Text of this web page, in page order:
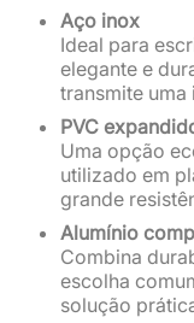
Aço inox
Ideal para
elegante e
transmite
PVC
Uma opção
utilizado em
grande
Alumínio
Combina
escolha
solução